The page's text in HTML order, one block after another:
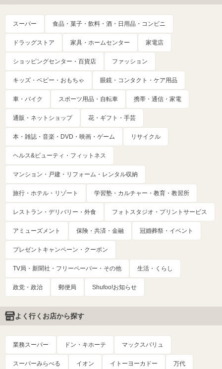
スーパー 食品・菓子・飲料・酒・日用品・コンビニ
ドラッグストア 家具・ホームセンター 家電店
ショッピングセンター・百貨店 ファッション
キッズ・ベビー・おもちゃ 眼鏡・コンタクト・ケア用品
車・バイク スポーツ用品・自転車 携帯・通信・家電
通販・ネットショップ 花・ギフト・手芸
本・雑誌・音楽・DVD・映画・ゲーム リサイクル
ヘルス&ビューティ・フィットネス
マンション・戸建・リフォーム・レンタル収納
旅行・ホテル・リゾート 学習塾・カルチャー・教育・教習所
レストラン・デリバリー・外食 フォトスタジオ・プリントサービス
アミューズメント 保険・共済・金融 冠婚葬祭・イベント
プレゼントキャンペーン・クーポン
TV局・新聞社・フリーペーパー・その他 生活・くらし
政党・政治 郵便局 Shufoo!お知らせ
よく行くお店から探す
業務スーパー ドン・キホーテ マックスバリュ
スーパーみらべる イオン イトーヨーカドー 万代